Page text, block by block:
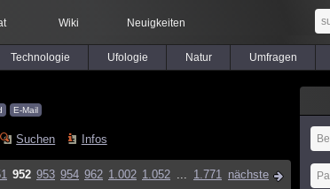
Wiki Neuigkeiten
Technologie Ufologie Natur Umfragen
E-Mail
Suchen Infos
952 953 954 962 1.002 1.052 ... 1.771 nächste